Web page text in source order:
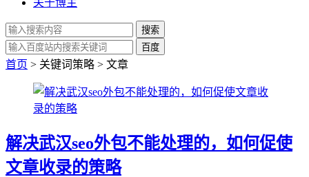
搜索
百度
首页 > 关键词策略 > 文章
解决武汉seo外包不能处理的，如何促使
文章收录的策略